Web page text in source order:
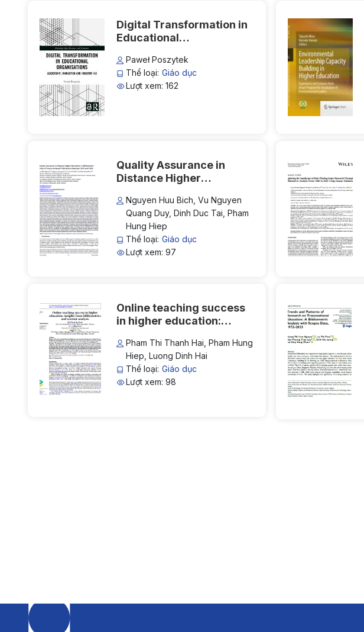
Digital Transformation in
Educational
Leadership, Innovation
and Industry 4.0
Paweł Poszytek
Thể loại: Giáo dục
Lượt xem: 162
Quality Assurance in
Distance Higher
Study of Scopus-Indexed
Publications Between
1993 and 2024
Nguyen Huu Bich, Vu Nguyen
Quang Duy, Dinh Duc Tai, Pham
Hung Hiep
Thể loại: Giáo dục
Lượt xem: 97
Online teaching success
in higher education:
bibliometrics and content
analysis
Pham Thi Thanh Hai, Pham Hung
Hiep, Luong Dinh Hai
Thể loại: Giáo dục
Lượt xem: 98